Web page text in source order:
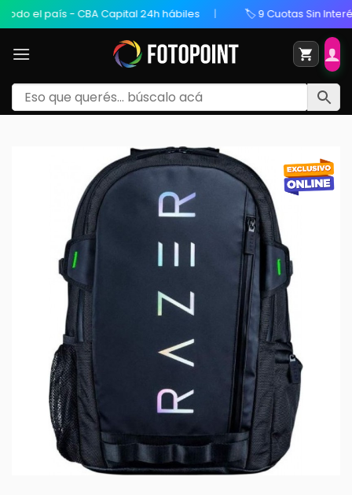
el país - CBA Capital 24h hábiles 🏷️ 9 Cuotas Sin Interés /